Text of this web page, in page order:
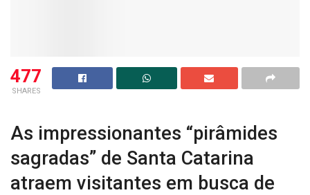
477
SHARES
As impressionantes “pirâmides
sagradas” de Santa Catarina
atraem visitantes em busca de